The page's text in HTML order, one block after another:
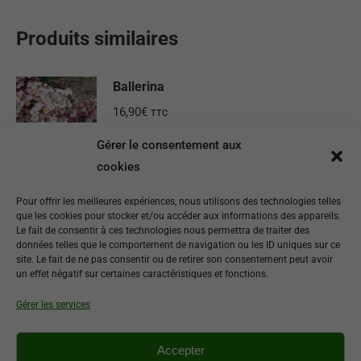
Gérer le consentement aux
cookies
Pour offrir les meilleures expériences, nous utilisons des technologies telles
que les cookies pour stocker et/ou accéder aux informations des appareils.
Le fait de consentir à ces technologies nous permettra de traiter des
données telles que le comportement de navigation ou les ID uniques sur ce
site. Le fait de ne pas consentir ou de retirer son consentement peut avoir
un effet négatif sur certaines caractéristiques et fonctions.
Gérer les services
Accepter
Produits similaires
Ballerina
16,90€ TTC
Aloha
16,90 €
Ajouter au panier
16,90€ TTC